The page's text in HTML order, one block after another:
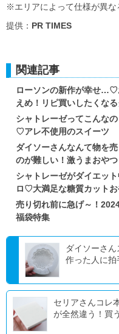
※エリアによって仕様が異な
提供： PR TIMES
関連記事
ローソンの新作が幸せ…♡
えめ！リピ買いしたくな
シャトレーゼってこんな
♡アレ不使用のスイーツ
ダイソーさんなんて物を
のが難しい！激うまおやつ
シャトレーゼがダイエッ
ロ♡大満足な糖質カットお
売り切れ前に急げ～！
福袋特集
ダイソーさ
作った人に拍
セリアさんコレ
が全然違う！買